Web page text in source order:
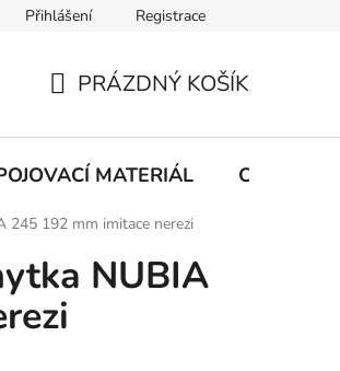
Přihlášení Registrace
KOŠÍK
PRÁZDNÝ KOŠÍK
MATERIÁL CHEMIE
245 192 mm imitace nerezi
NUBIA